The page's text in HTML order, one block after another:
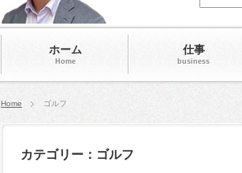
ホーム
Home
仕事
business
Home ゴルフ
カテゴリー：ゴルフ